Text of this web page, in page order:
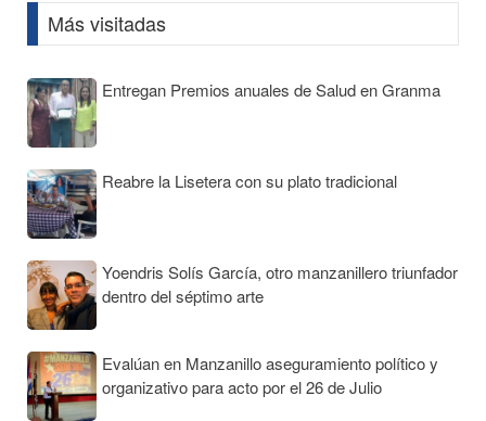
Más visitadas
Entregan Premios anuales de Salud en Granma
Reabre la Lisetera con su plato tradicional
Yoendris Solís García, otro manzanillero triunfador
dentro del séptimo arte
Evalúan en Manzanillo aseguramiento político y
organizativo para acto por el 26 de Julio